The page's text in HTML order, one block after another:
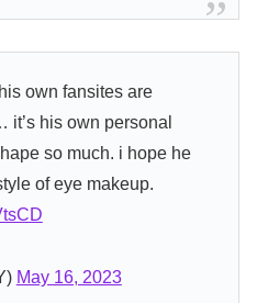
own fansites are
his own personal
so much. i hope he
of eye makeup.
May 16, 2023